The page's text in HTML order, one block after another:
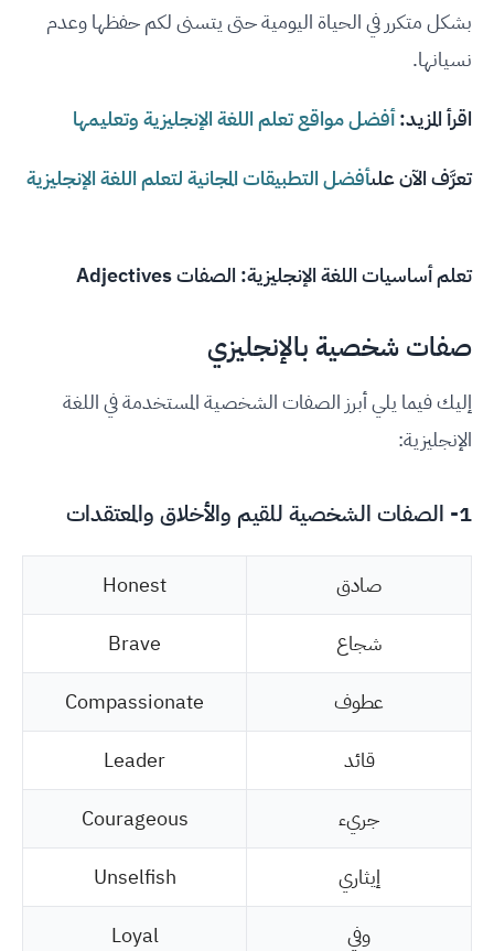
بشكل متكرر في الحياة اليومية حتى يتسنى لكم حفظها وعدم
نسيانها.
اقرأ المزيد:أفضل مواقع تعلم اللغة الإنجليزية وتعليمها
تعرَّف الآن علىأفضل التطبيقات المجانية لتعلم اللغة الإنجليزية
تعلم أساسيات اللغة الإنجليزية: الصفات Adjectives
صفات شخصية بالإنجليزي
إليك فيما يلي أبرز الصفات الشخصية المستخدمة في اللغة
الإنجليزية:
1- الصفات الشخصية للقيم والأخلاق والمعتقدات
صادق
Honest
شجاع
Brave
عطوف
Compassionate
قائد
Leader
جريء
Courageous
إيثاري
Unselfish
وفي
Loyal